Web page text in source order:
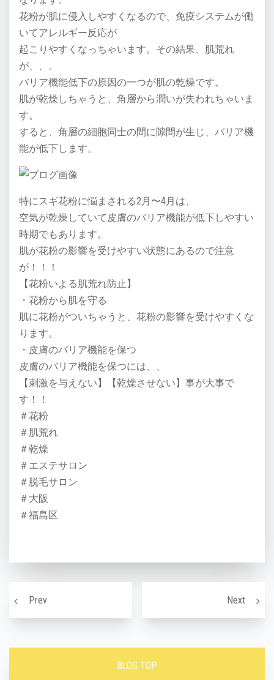
花粉が肌に侵入しやすくなるので、免疫システムが働
いてアレルギー反応が
起こりやすくなっちゃいます。その結果、肌荒れ
が、、。
バリア機能低下の原因の一つが肌の乾燥です。
肌が乾燥しちゃうと、角層から潤いが失われちゃいま
す。
すると、角層の細胞同士の間に隙間が生じ、バリア機
能が低下します。
特にスギ花粉に悩まされる2月〜4月は、
空気が乾燥していて皮膚のバリア機能が低下しやすい
時期でもあります。
肌が花粉の影響を受けやすい状態にあるので注意
が！！！
【花粉いよる肌荒れ防止】
・花粉から肌を守る
肌に花粉がついちゃうと、花粉の影響を受けやすくな
ります。
・皮膚のバリア機能を保つ
皮膚のバリア機能を保つには、、
【刺激を与えない】【乾燥させない】事が大事で
す！！
＃花粉
＃肌荒れ
＃乾燥
＃エステサロン
＃脱毛サロン
＃大阪
＃福島区
Prev
バストケア Next脱毛
BLOG TOP